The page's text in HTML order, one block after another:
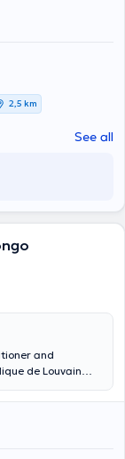
2,5 km
See all
and
de Louvain
and public
He has more
and was an